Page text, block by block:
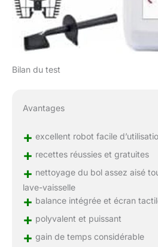
Bilan du test
Avantages
+ excellent robot facile
+ recettes réussies et gratuites
+ nettoyage du bol assez aisé
lave-vaisselle
+ balance intégrée et écran
+ polyvalent et puissant
+ gain de temps considérable